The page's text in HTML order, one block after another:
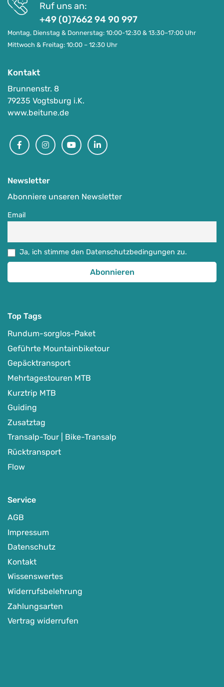
Ruf uns an:
+49 (0)7662 94 90 997
Montag, Dienstag & Donnerstag: 10:00-12:30 & 13:30–17:00 Uhr
Mittwoch & Freitag: 10:00 – 12:30 Uhr
Kontakt
Brunnenstr. 8
79235 Vogtsburg i.K.
www.beitune.de
FacebookInstagramYoutubeLinkedin
Newsletter
Abonniere unseren Newsletter
Email
Ja, ich stimme den Datenschutzbedingungen zu.
Top Tags
Rundum-sorglos-Paket
Geführte Mountainbiketour
Gepäcktransport
Mehrtagestouren MTB
Kurztrip MTB
Guiding
Zusatztag
Transalp-Tour | Bike-Transalp
Rücktransport
Flow
Service
AGB
Impressum
Datenschutz
Kontakt
Wissenswertes
Widerrufsbelehrung
Zahlungsarten
Vertrag widerrufen